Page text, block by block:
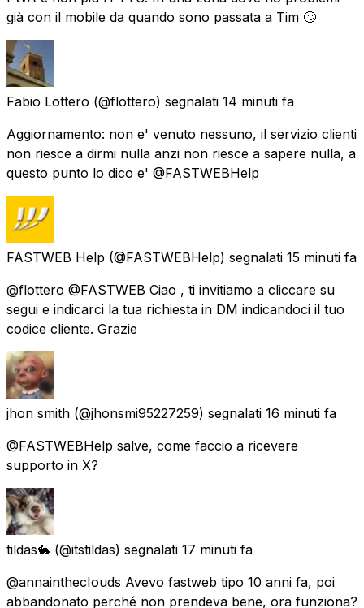
già con il mobile da quando sono passata a Tim 🙄
Fabio Lottero (@flottero) segnalati 14 minuti fa
Aggiornamento: non e' venuto nessuno, il servizio clienti
non riesce a dirmi nulla anzi non riesce a sapere nulla, a
questo punto lo dico e' @FASTWEBHelp
FASTWEB Help (@FASTWEBHelp) segnalati 15 minuti fa
@flottero @FASTWEB Ciao , ti invitiamo a cliccare su
segui e indicarci la tua richiesta in DM indicandoci il tuo
codice cliente. Grazie
jhon smith (@jhonsmi95227259) segnalati 16 minuti fa
@FASTWEBHelp salve, come faccio a ricevere
supporto in X?
tildas🐇 (@itstildas) segnalati 17 minuti fa
@annainthecIouds Avevo fastweb tipo 10 anni fa, poi
abbandonato perché non prendeva bene, ora funziona?